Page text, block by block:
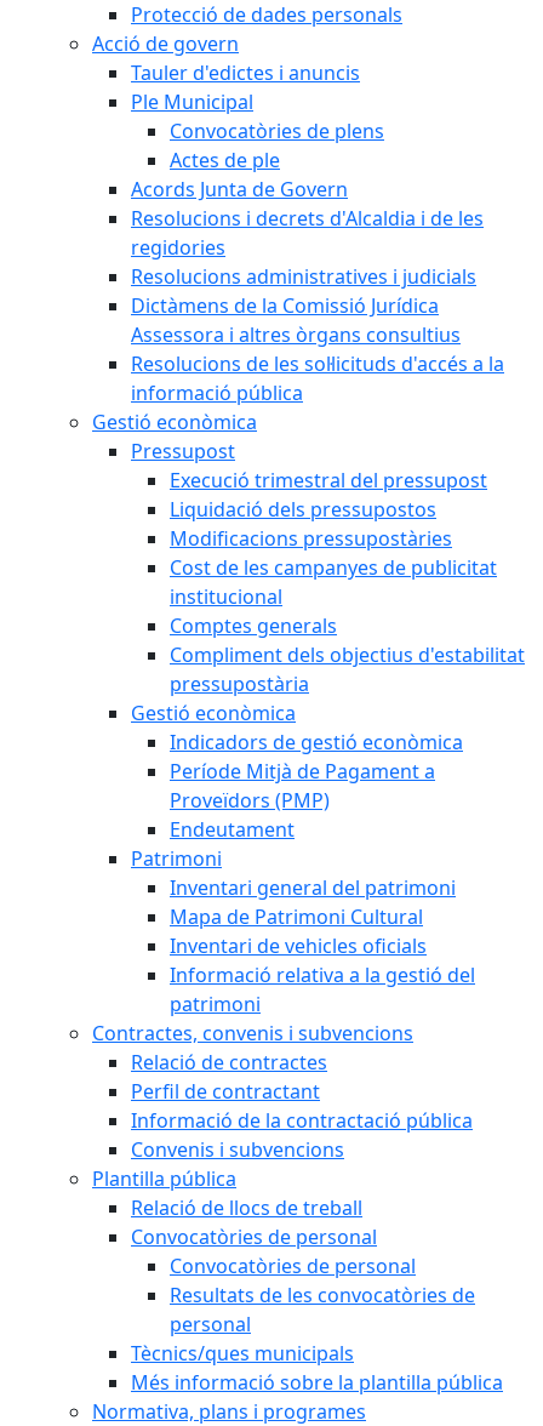
Protecció de dades personals
Acció de govern
Tauler d'edictes i anuncis
Ple Municipal
Convocatòries de plens
Actes de ple
Acords Junta de Govern
Resolucions i decrets d'Alcaldia i de les
regidories
Resolucions administratives i judicials
Dictàmens de la Comissió Jurídica
Assessora i altres òrgans consultius
Resolucions de les sol·licituds d'accés a la
informació pública
Gestió econòmica
Pressupost
Execució trimestral del pressupost
Liquidació dels pressupostos
Modificacions pressupostàries
Cost de les campanyes de publicitat
institucional
Comptes generals
Compliment dels objectius d'estabilitat
pressupostària
Gestió econòmica
Indicadors de gestió econòmica
Període Mitjà de Pagament a
Proveïdors (PMP)
Endeutament
Patrimoni
Inventari general del patrimoni
Mapa de Patrimoni Cultural
Inventari de vehicles oficials
Informació relativa a la gestió del
patrimoni
Contractes, convenis i subvencions
Relació de contractes
Perfil de contractant
Informació de la contractació pública
Convenis i subvencions
Plantilla pública
Relació de llocs de treball
Convocatòries de personal
Convocatòries de personal
Resultats de les convocatòries de
personal
Tècnics/ques municipals
Més informació sobre la plantilla pública
Normativa, plans i programes